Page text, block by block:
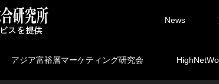
News
アジア富裕層マーケティング研究会